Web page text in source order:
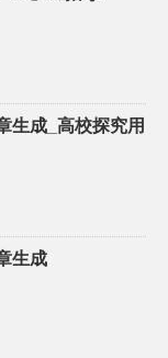
生成_高校探究用
生成